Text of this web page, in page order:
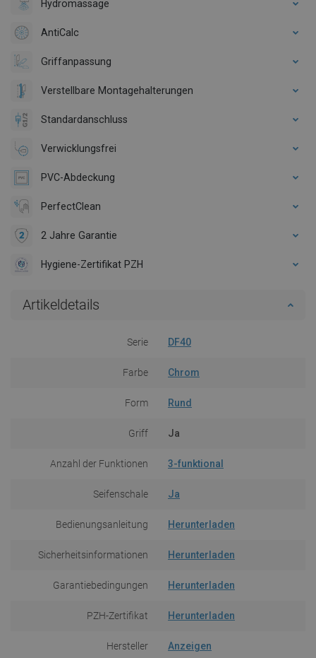
Hydromassage
AntiCalc
Griffanpassung
Verstellbare Montagehalterungen
Standardanschluss
Verwicklungsfrei
PVC-Abdeckung
PerfectClean
2 Jahre Garantie
Hygiene-Zertifikat PZH
Artikeldetails
Serie DF40
Farbe Chrom
Form Rund
Griff Ja
Anzahl der Funktionen 3-funktional
Seifenschale Ja
Bedienungsanleitung Herunterladen
Sicherheitsinformationen Herunterladen
Garantiebedingungen Herunterladen
PZH-Zertifikat Herunterladen
Hersteller Anzeigen